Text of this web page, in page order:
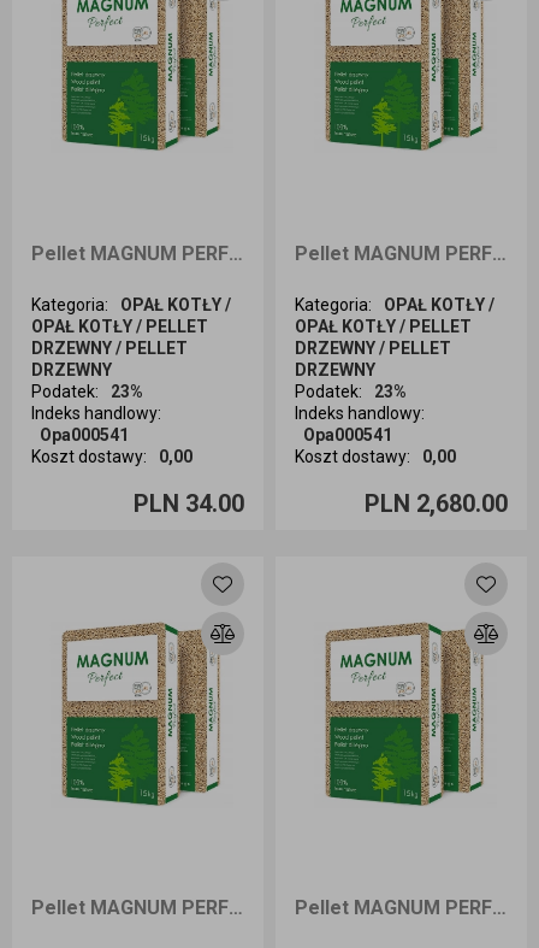
Pellet MAGNUM PERFECT 15kg odbiór osobisty
Kategoria:
OPAŁ KOTŁY /
OPAŁ KOTŁY / PELLET
DRZEWNY / PELLET
DRZEWNY
Podatek:
23%
Indeks handlowy:
Opa000541
Koszt dostawy: 0,00
PLN 34.00
Ilość sztuk
Pellet MAGNUM PERFECT 1050kg dostawa cała Polska
Kategoria:
OPAŁ KOTŁY /
OPAŁ KOTŁY / PELLET
DRZEWNY / PELLET
DRZEWNY
Podatek:
23%
Indeks handlowy:
Opa000541
Koszt dostawy: 0,00
PLN 2,680.00
Ilość sztuk
Pellet MAGNUM PERFECT 1050kg dostawa Śląsk Pellet MAGNUM PERFECT 1050kg dostawa Wrocław i okolice